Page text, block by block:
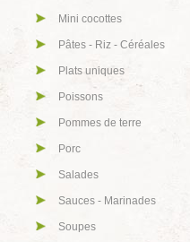
Mini cocottes
Pâtes - Riz - Céréales
Plats uniques
Poissons
Pommes de terre
Porc
Salades
Sauces - Marinades
Soupes